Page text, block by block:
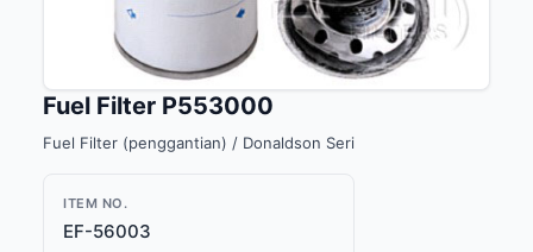
Fuel Filter P553000
Fuel Filter (penggantian) / Donaldson Seri
ITEM NO.
EF-56003